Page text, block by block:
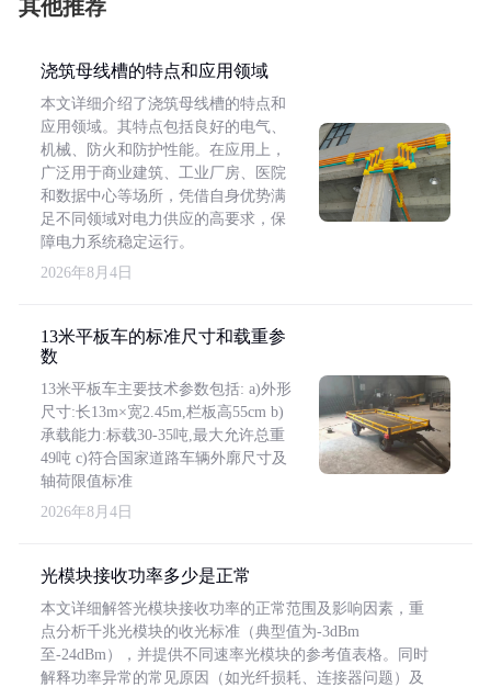
其他推荐
浇筑母线槽的特点和应用领域
本文详细介绍了浇筑母线槽的特点和
应用领域。其特点包括良好的电气、
机械、防火和防护性能。在应用上，
广泛用于商业建筑、工业厂房、医院
和数据中心等场所，凭借自身优势满
足不同领域对电力供应的高要求，保
障电力系统稳定运行。
2026年8月4日
13米平板车的标准尺寸和载重参
数
13米平板车主要技术参数包括: a)外形
尺寸:长13m×宽2.45m,栏板高55cm b)
承载能力:标载30-35吨,最大允许总重
49吨 c)符合国家道路车辆外廓尺寸及
轴荷限值标准
2026年8月4日
光模块接收功率多少是正常
本文详细解答光模块接收功率的正常范围及影响因素，重
点分析千兆光模块的收光标准（典型值为-3dBm
至-24dBm），并提供不同速率光模块的参考值表格。同时
解释功率异常的常见原因（如光纤损耗、连接器问题）及